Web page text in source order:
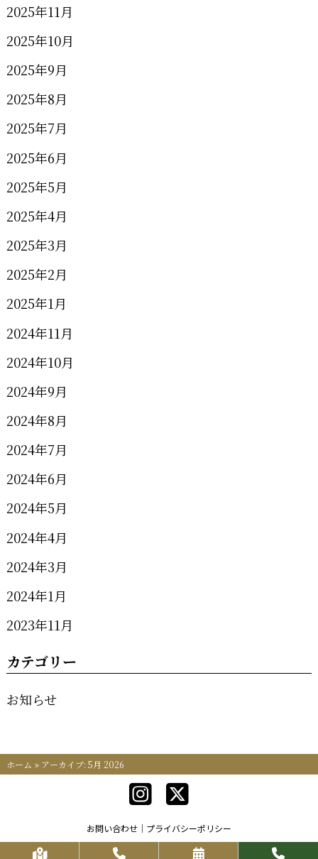
2025年11月
2025年10月
2025年9月
2025年8月
2025年7月
2025年6月
2025年5月
2025年4月
2025年3月
2025年2月
2025年1月
2024年11月
2024年10月
2024年9月
2024年8月
2024年7月
2024年6月
2024年5月
2024年4月
2024年3月
2024年1月
2023年11月
カテゴリー
お知らせ
ホーム » アーカイブ: 5月 2026
お問い合わせ プライバシーポリシー